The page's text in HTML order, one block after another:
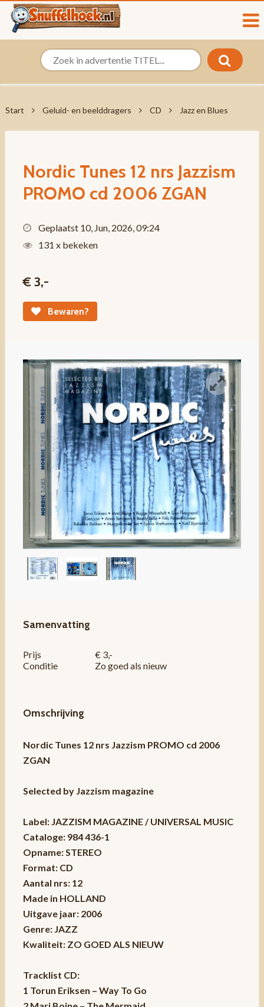
Start Geluid- en beelddragers CD Jazz en Blues
Nordic Tunes 12 nrs Jazzism
PROMO cd 2006 ZGAN
Geplaatst 10, Jun, 2026, 09:24
131 x bekeken
€ 3,-
Bewaren?
Samenvatting
Prijs
€ 3,-
Conditie
Zo goed als nieuw
Omschrijving
Nordic Tunes 12 nrs Jazzism PROMO cd 2006
ZGAN
Selected by Jazzism magazine
Label: JAZZISM MAGAZINE / UNIVERSAL MUSIC
Cataloge: 984 436-1
Opname: STEREO
Format: CD
Aantal nrs: 12
Made in HOLLAND
Uitgave jaar: 2006
Genre: JAZZ
Kwaliteit: ZO GOED ALS NIEUW
Tracklist CD:
1 Torun Eriksen – Way To Go